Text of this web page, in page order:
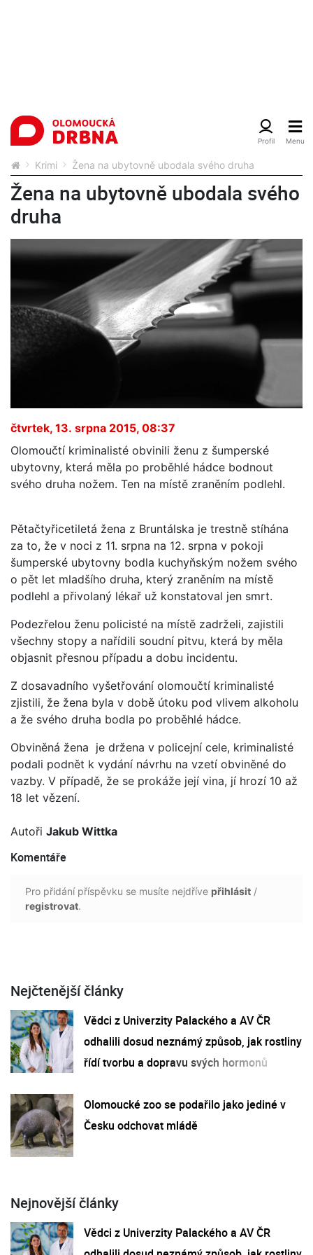
Krimi Žena na ubytovně ubodala svého druha
Žena na ubytovně ubodala svého
druha
čtvrtek, 13. srpna 2015, 08:37
Olomoučtí kriminalisté obvinili ženu z šumperské
ubytovny, která měla po proběhlé hádce bodnout
svého druha nožem. Ten na místě zraněním podlehl.
Pětačtyřicetiletá žena z Bruntálska je trestně stíhána
za to, že v noci z 11. srpna na 12. srpna v pokoji
šumperské ubytovny bodla kuchyňským nožem svého
o pět let mladšího druha, který zraněním na místě
podlehl a přivolaný lékař už konstatoval jen smrt.
Podezřelou ženu policisté na místě zadrželi, zajistili
všechny stopy a nařídili soudní pitvu, která by měla
objasnit přesnou případu a dobu incidentu.
Z dosavadního vyšetřování olomoučtí kriminalisté
zjistili, že žena byla v době útoku pod vlivem alkoholu
a že svého druha bodla po proběhlé hádce.
Obviněná žena je držena v policejní cele, kriminalisté
podali podnět k vydání návrhu na vzetí obviněné do
vazby. V případě, že se prokáže její vina, jí hrozí 10 až
18 let vězení.
Autoři Jakub Wittka
Komentáře
Pro přidání příspěvku se musíte nejdříve přihlásit /
registrovat.
Nejčtenější články
Vědci z Univerzity Palackého a AV ČR
odhalili dosud neznámý způsob, jak rostliny
řídí tvorbu a dopravu svých hormonů
Olomoucké zoo se podařilo jako jediné v
Česku odchovat mládě
Nejnovější články
Vědci z Univerzity Palackého a AV ČR